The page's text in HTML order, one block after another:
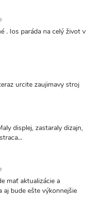
. Ios paráda na celý život v
urcite zaujimavy stroj
displej, zastaraly dizajn,
mať aktualizácie a
aj bude ešte výkonnejšie